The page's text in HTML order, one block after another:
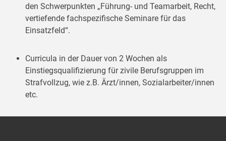
den Schwerpunkten „Führung- und Teamarbeit, Recht,
vertiefende fachspezifische Seminare für das
Einsatzfeld“.
Curricula in der Dauer von 2 Wochen als
Einstiegsqualifizierung für zivile Berufsgruppen im
Strafvollzug, wie z.B. Ärzt/innen, Sozialarbeiter/innen
etc.